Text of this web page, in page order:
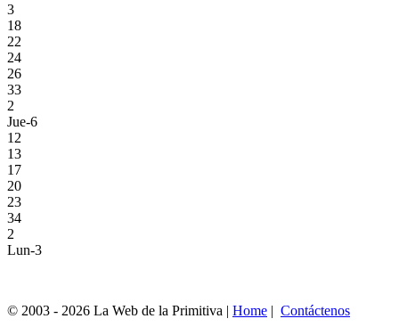
3
18
22
24
26
33
2
Jue-6
12
13
17
20
23
34
2
Lun-3
© 2003 - 2026 La Web de la Primitiva | Home | Contáctenos